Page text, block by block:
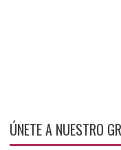
ÚNETE A NUESTRO